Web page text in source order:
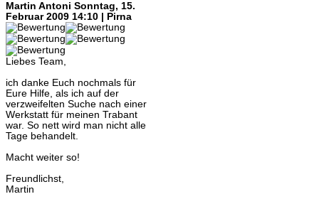
Martin Antoni Sonntag, 15.
Februar 2009 14:10 | Pirna
Liebes Team,
ich danke Euch nochmals für
Eure Hilfe, als ich auf der
verzweifelten Suche nach einer
Werkstatt für meinen Trabant
war. So nett wird man nicht alle
Tage behandelt.
Macht weiter so!
Freundlichst,
Martin